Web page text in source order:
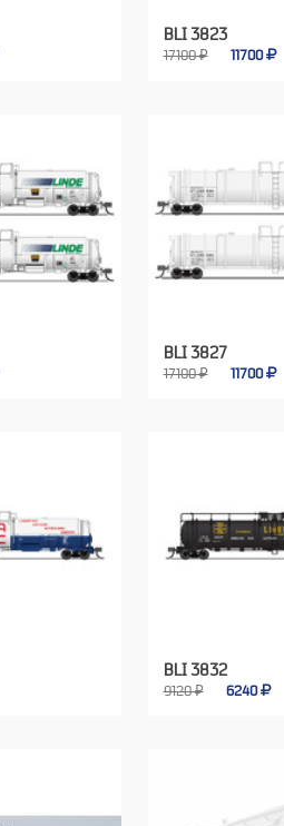
BLI 3823
17100 ₽ 11700
BLI 3827
17100 ₽ 11700
BLI 3832
9120 ₽ 6240